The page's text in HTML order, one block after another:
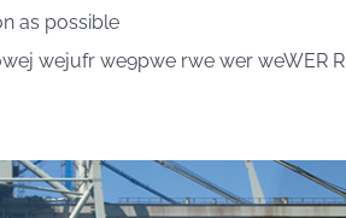
as possible
wejufr we9pwe rwe wer weWER R